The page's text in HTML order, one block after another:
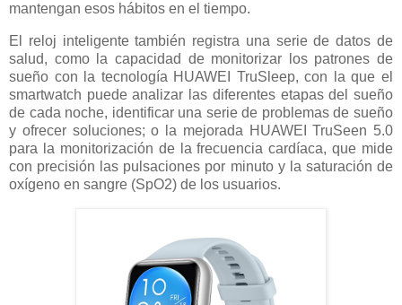
mantengan esos hábitos en el tiempo.
El reloj inteligente también registra una serie de datos de
salud, como la capacidad de monitorizar los patrones de
sueño con la tecnología HUAWEI TruSleep, con la que el
smartwatch puede analizar las diferentes etapas del sueño
de cada noche, identificar una serie de problemas de sueño
y ofrecer soluciones; o la mejorada HUAWEI TruSeen 5.0
para la monitorización de la frecuencia cardíaca, que mide
con precisión las pulsaciones por minuto y la saturación de
oxígeno en sangre (SpO2) de los usuarios.